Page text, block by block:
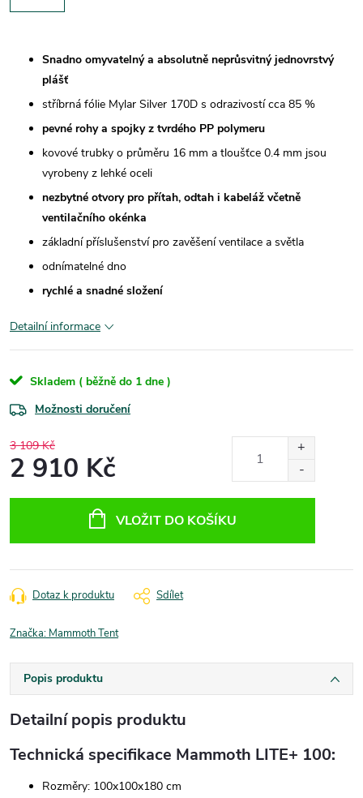
Snadno omyvatelný a absolutně neprůsvitný jednovrstvý
plášť
stříbrná fólie Mylar Silver 170D s odrazivostí cca 85 %
pevné rohy a spojky z tvrdého PP polymeru
kovové trubky o průměru 16 mm a tloušťce 0.4 mm jsou
vyrobeny z lehké oceli
nezbytné otvory pro přítah, odtah i kabeláž včetně
ventilačního okénka
základní příslušenství pro zavěšení ventilace a světla
odnímatelné dno
rychlé a snadné složení
Detailní informace
Skladem ( běžně do 1 dne )
Možnosti doručení
3 109 Kč
2 910 Kč
VLOŽIT DO KOŠÍKU
Dotaz k produktu Sdílet
Značka: Mammoth Tent
Popis produktu
Detailní popis produktu
Technická specifikace Mammoth LITE+ 100:
Rozměry: 100x100x180 cm